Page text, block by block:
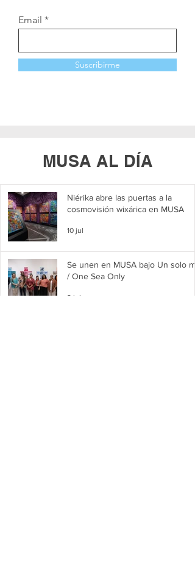
Email
Suscribirme
MUSA AL DÍA
Niérika abre las puertas a la
cosmovisión wixárica en MUSA
10 jul
Se unen en MUSA bajo Un solo
/ One Sea Only
2 jul